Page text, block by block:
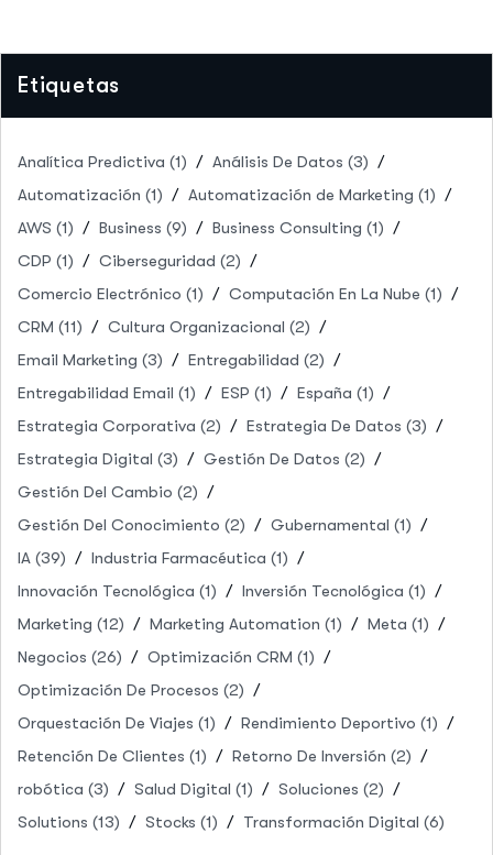
Etiquetas
Analítica Predictiva (1) Análisis De Datos (3)
Automatización (1) Automatización de Marketing (1)
AWS (1) Business (9) Business Consulting (1)
CDP (1) Ciberseguridad (2)
Comercio Electrónico (1) Computación En La Nube (1)
CRM (11) Cultura Organizacional (2)
Email Marketing (3) Entregabilidad (2)
Entregabilidad Email (1) ESP (1) España (1)
Estrategia Corporativa (2) Estrategia De Datos (3)
Estrategia Digital (3) Gestión De Datos (2)
Gestión Del Cambio (2)
Gestión Del Conocimiento (2) Gubernamental (1)
IA (39) Industria Farmacéutica (1)
Innovación Tecnológica (1) Inversión Tecnológica (1)
Marketing (12) Marketing Automation (1) Meta (1)
Negocios (26) Optimización CRM (1)
Optimización De Procesos (2)
Orquestación De Viajes (1) Rendimiento Deportivo (1)
Retención De Clientes (1) Retorno De Inversión (2)
robótica (3) Salud Digital (1) Soluciones (2)
Solutions (13) Stocks (1) Transformación Digital (6)